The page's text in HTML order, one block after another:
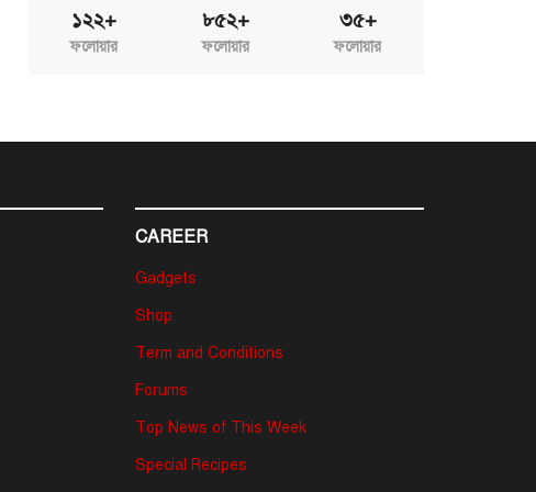
১২২+
ফলোয়ার
৮৫২+
ফলোয়ার
৩৫+
ফলোয়ার
CAREER
Gadgets
Shop
Term and Conditions
Forums
Top News of This Week
Special Recipes